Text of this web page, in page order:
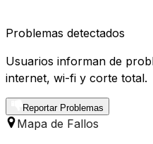
Problemas detectados
Usuarios informan de
internet, wi-fi y corte total.
Reportar Problemas
Mapa de Fallos